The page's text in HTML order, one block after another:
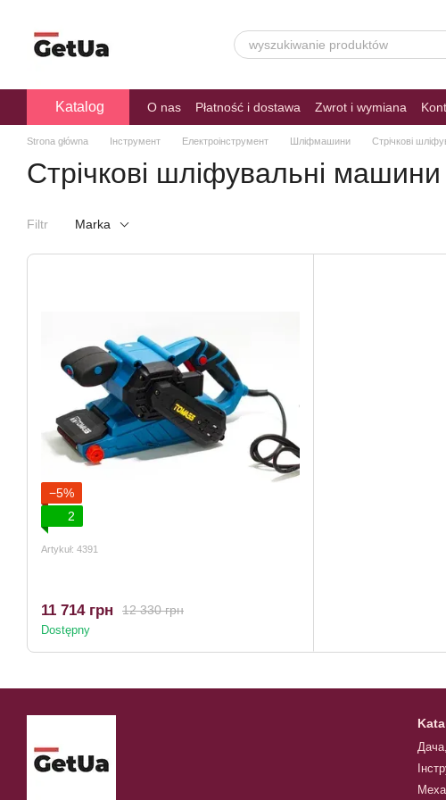
Katalog O nas Płatność i dostawa Zwrot i wymiana
Strona główna Інструмент Електроінструмент Шліфмашини Стрічкові
Стрічкові шліфувальні машини
Filtr Marka
−5%
2
Artykuł: 4391
12 330 грн
11 714 грн
Dostępny